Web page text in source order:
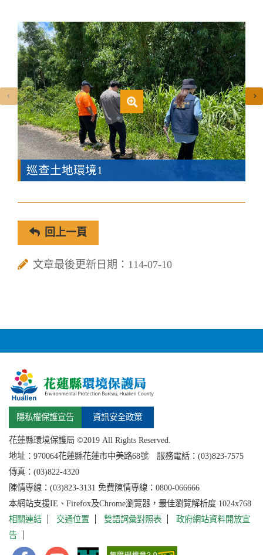
巡查土地環境1
回上一頁
文章最後更新日期：114-07-10
隱私權保護宣告 資訊安全政策
花蓮縣環境保護局 ©2019 All Rights Reserved.
地址： 970064花蓮縣花蓮市中美路68號 服務電話：(03)823-7575
傳真：(03)822-4320
陳情專線：(03)823-3131 免費陳情專線：0800-066666
本網站支援IE、Firefox及Chrome瀏覽器，最佳瀏覽解析度 1024x768
相關連結
交通位置 雙語詞彙對照表
政府網站資料開放宣
告